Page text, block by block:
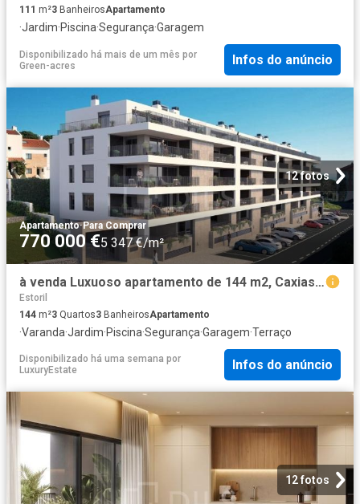
111 m²3 BanheirosApartamento
·Jardim·Piscina·Segurança·Garagem
Disponibilizado há mais de um mês por
Green-acres
Infos do anúncio
12 fotos
Apartamento·Para Comprar
770 000 €5 347 €/m²
à venda Luxuoso apartamento de 144 m2, Caxias, Oeiras, Lisboa
Estoril
144 m²3 Quartos3 BanheirosApartamento
·Varanda·Jardim·Piscina·Segurança·Garagem·Terraço
Disponibilizado há uma semana por
LuxuryEstate
Infos do anúncio
12 fotos